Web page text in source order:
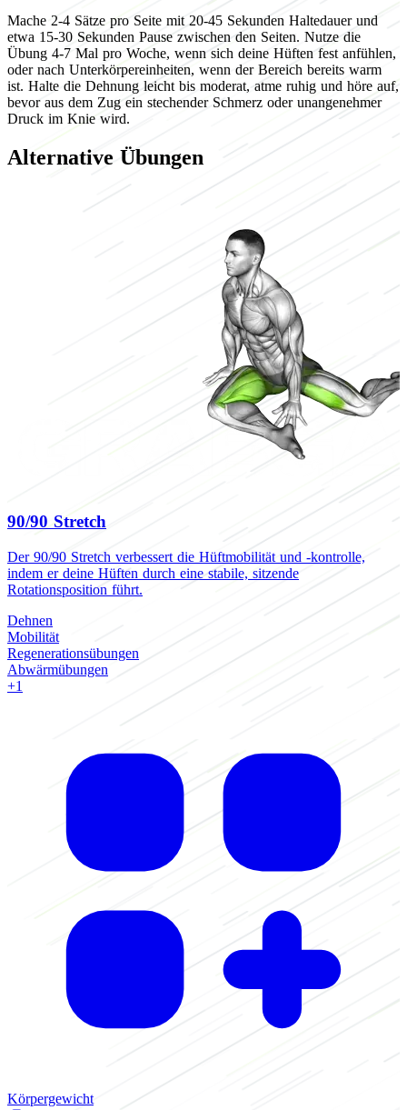
Mache 2-4 Sätze pro Seite mit 20-45 Sekunden Haltedauer und
etwa 15-30 Sekunden Pause zwischen den Seiten. Nutze die
Übung 4-7 Mal pro Woche, wenn sich deine Hüften fest anfühlen,
oder nach Unterkörpereinheiten, wenn der Bereich bereits warm
ist. Halte die Dehnung leicht bis moderat, atme ruhig und höre auf,
bevor aus dem Zug ein stechender Schmerz oder unangenehmer
Druck im Knie wird.
Alternative Übungen
90/90 Stretch
Der 90/90 Stretch verbessert die Hüftmobilität und -kontrolle,
indem er deine Hüften durch eine stabile, sitzende
Rotationsposition führt.
Dehnen
Mobilität
Regenerationsübungen
Abwärmübungen
+1
Körpergewicht